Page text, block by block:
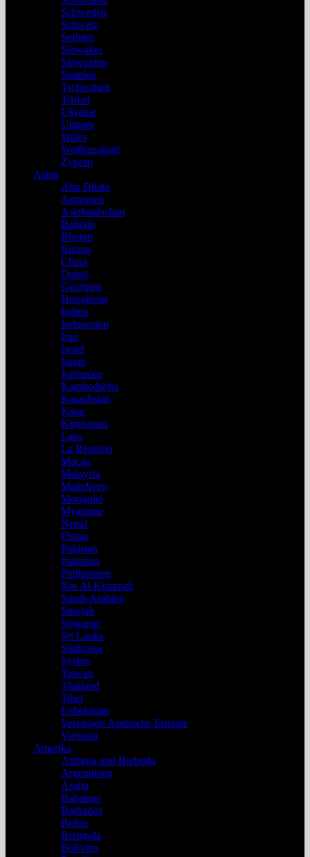
Schweden
Schweiz
Serbien
Slowakei
Slowenien
Spanien
Tschechien
Türkei
Ukraine
Ungarn
Wales
Weißrussland
Zypern
Asien
Abu Dhabi
Armenien
Aserbaidschan
Bahrain
Bhutan
Burma
China
Dubai
Georgien
Hongkong
Indien
Indonesien
Iran
Israel
Japan
Jordanien
Kambodscha
Kasachstan
Katar
Kirgisistan
Laos
La Réunion
Macau
Malaysia
Malediven
Mongolei
Myanmar
Nepal
Oman
Pakistan
Palästina
Philippinen
Ras Al Khaimah
Saudi-Arabien
Sharjah
Singapur
Sri Lanka
Südkorea
Syrien
Taiwan
Thailand
Tibet
Usbekistan
Vereinigte Arabische Emirate
Vietnam
Amerika
Antigua und Barbuda
Argentinien
Aruba
Bahamas
Barbados
Belize
Bermuda
Bolivien